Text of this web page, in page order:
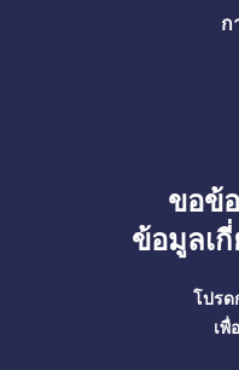
ก
ขอข้
ข้อมูลเกี่
โปร
เพื่